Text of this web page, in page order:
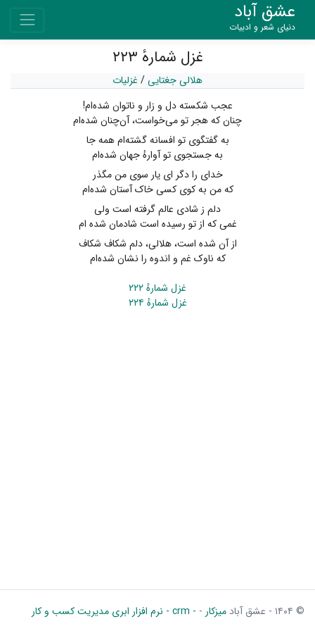
عشق آباد
دنیای شعر و ادبیات
غزل شمارهٔ ۲۲۳
هلالی جغتایی/ غزلیات
عجب شکسته دل و زار و ناتوان شده‌ام!
چنان که هجر تو می‌خواست، آن‌چنان شده‌ام
به گفتگوی تو افسانه گشته‌ام همه جا
به جستجوی تو آوارهٔ جهان شده‌ام
خدای را دگر ای یار سوی من مگذر
که من به کوی کسی خاک آستان شده‌ام
دلم ز شادی عالم گرفته است ولی
غمی که از تو رسیده است شادمان شده ام
از آن شده است، هلالی، دلم شکاف شکاف
که ناوک غم و اندوه را نشان شده‌ام
غزل شمارهٔ ۲۲۲
غزل شمارهٔ ۲۲۴
© ۱۴۰۴ - عشق آباد میزکار - - crm - نرم افزار ابری مدیریت کسب و کار